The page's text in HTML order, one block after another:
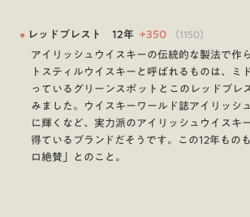
● レッドブレスト 12年 +350 （1150）
アイリッシュウイスキーの伝統的な製法で作
トスティルウイスキーと呼ばれるものは、ミ
っているグリーンスポットとこのレッドブレ
みました。ウイスキーワールド誌アイリッシ
に輝くなど、実力派のアイリッシュウイスキ
得ているブランドだそうです。この12年もの
ロ絶賛」とのこと。